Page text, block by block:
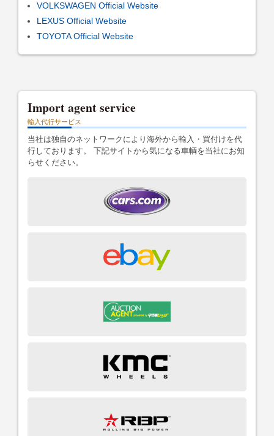
VOLKSWAGEN Official Website
LEXUS Official Website
TOYOTA Official Website
Import agent service
輸入代行サービス
当社は独自のネットワークにより海外から輸入・買付けを代
行しております。 下記サイトから気になる車輌を当社にお知
らせください。